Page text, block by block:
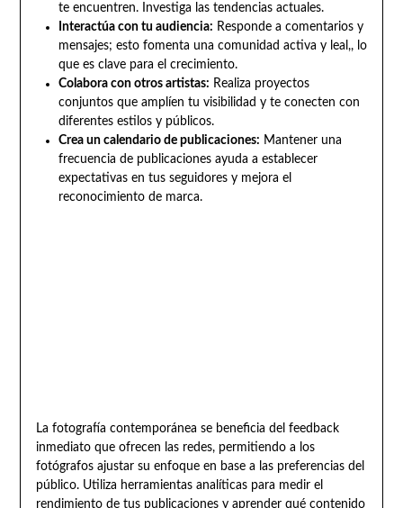
te encuentren. Investiga las tendencias actuales.
Interactúa con tu audiencia: Responde a comentarios y
mensajes; esto fomenta una comunidad activa y leal,, lo
que es clave para el crecimiento.
Colabora con otros artistas: Realiza proyectos
conjuntos que amplíen tu visibilidad y te conecten con
diferentes estilos y públicos.
Crea un calendario de publicaciones: Mantener una
frecuencia de publicaciones ayuda a establecer
expectativas en tus seguidores y mejora el
reconocimiento de marca.
La fotografía contemporánea se beneficia del feedback
inmediato que ofrecen las redes, permitiendo a los
fotógrafos ajustar su enfoque en base a las preferencias del
público. Utiliza herramientas analíticas para medir el
rendimiento de tus publicaciones y aprender qué contenido